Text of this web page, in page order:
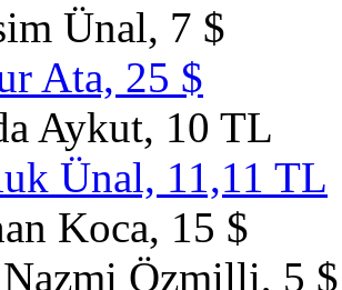
Ünal, 7 $
Ata, 25 $
Aykut, 10 TL
Ünal, 11,11 TL
Koca, 15 $
Özmilli, 5 $